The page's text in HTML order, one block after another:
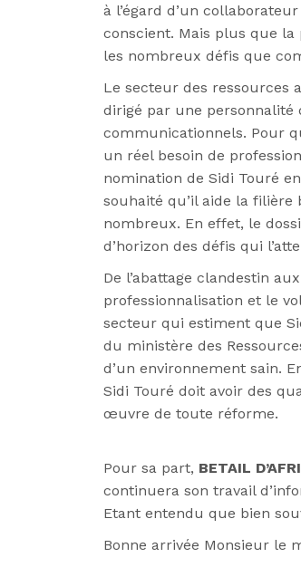
à l’égard d’un collaborateur
conscient. Mais plus que
les nombreux défis que
Le secteur des ressources
dirigé par une personnalité
communicationnels. Pour
un réel besoin de
nomination de Sidi Touré
souhaité qu’il aide la filière
nombreux. En effet, le
d’horizon des défis qui
De l’abattage clandestin
professionnalisation et le
secteur qui estiment que
du ministère des
d’un environnement sain.
Sidi Touré doit avoir des
œuvre de toute réforme.
Pour sa part, BETAIL
continuera son travail
Etant entendu que bien
Bonne arrivée Monsieur le